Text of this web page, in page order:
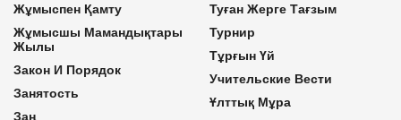
Жұмыспен Қамту
Жұмысшы Мамандықтары
Жылы
Закон И Порядок
Занятость
Заң
Туған Жерге Тағзым
Турнир
Тұрғын Үй
Учительские Вести
Ұлттық Мұра